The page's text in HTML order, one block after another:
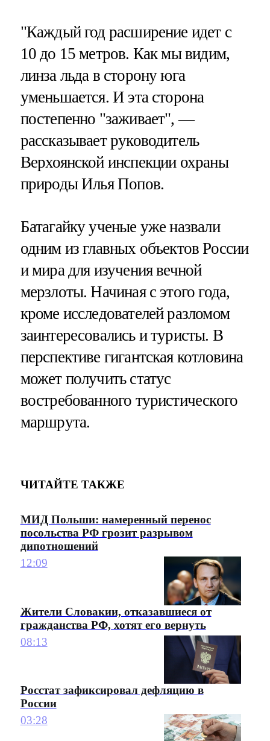
"Каждый год расширение идет с
10 до 15 метров. Как мы видим,
линза льда в сторону юга
уменьшается. И эта сторона
постепенно "заживает", —
рассказывает руководитель
Верхоянской инспекции охраны
природы Илья Попов.
Батагайку ученые уже назвали
одним из главных объектов России
и мира для изучения вечной
мерзлоты. Начиная с этого года,
кроме исследователей разломом
заинтересовались и туристы. В
перспективе гигантская котловина
может получить статус
востребованного туристического
маршрута.
ЧИТАЙТЕ ТАКЖЕ
МИД Польши: намеренный перенос
посольства РФ грозит разрывом
дипотношений
12:09
Жители Словакии, отказавшиеся от
гражданства РФ, хотят его вернуть
08:13
Росстат зафиксировал дефляцию в
России
03:28